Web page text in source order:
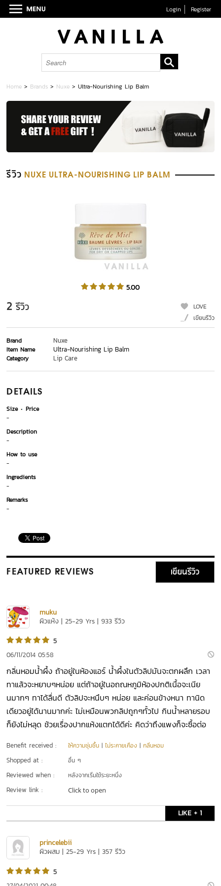
Login Register
Home > Brands > Nuxe >Ultra-Nourishing Lip Balm
รีวิว NUXE ULTRA-NOURISHING LIP BALM
5.00
2 รีวิว
LOVE
เขียนรีวิว
Brand Nuxe
Item Name Ultra-Nourishing Lip Balm
Category Lip Care
DETAILS
Size
Price
-
Description
-
How to use
-
Ingredients
-
Remarks
-
FEATURED REVIEWS เขียนรีวิว
muku
ผิวแห้ง | 25-29 Yrs | 933 รีวิว
5
06/11/2014 05:58
กลิ่นหอมน้ำผึ้ง ถ้าอยู่ในห้องแอร์ น้ำผึ้งในตัวลิปมันจะตกผลึก เวลา
ทาแล้วจะหยาบๆหน่อย แต่ถ้าอยู่ในอถณหภูมิห้องปกติเนื้อจะเนีย
นมากๆ ทาได้ลื่นดี ตัวลิปจะหนึบๆ หน่อย และค่อนข้างหนา ทานิด
เดียวอยู่ได้นานมากค่ะ ไม่เหมือนพวกลิปถูกๆทั้วไป กินน้ำหลายรอบ
ก็ยังไม่หลุด ช้วยเรื่องปากแห้งแตกได้ดีค่ะ คิดว่าถึงแพงก็จะซื้อต่อ
Benefit received : ให้ความชุ่มชื้น |ไม่ระคายเคือง |กลิ่นหอม
Shopped at : อื่น ๆ
Reviewed when : หลังจากเริ่มใช้ระยะหนึ่ง
Review link : Click to open
LIKE + 1
princelebii
ผิวผสม | 25-29 Yrs | 357 รีวิว
5